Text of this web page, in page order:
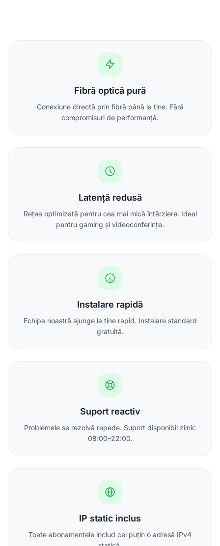
Fibră optică pură
Conexiune directă prin fibră până la tine. Fără
compromisuri de performanță.
Latență redusă
Rețea optimizată pentru cea mai mică întârziere. Ideal
pentru gaming și videoconferințe.
Instalare rapidă
Echipa noastră ajunge la tine rapid. Instalare standard
gratuită.
Suport reactiv
Problemele se rezolvă repede. Suport disponibil zilnic
08:00–22:00.
IP static inclus
Toate abonamentele includ cel puțin o adresă IPv4